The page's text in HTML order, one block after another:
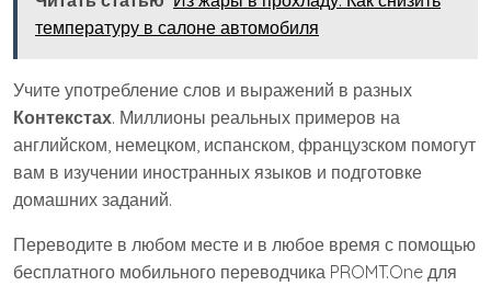
температуру в салоне автомобиля
Учите употребление слов и выражений в разных
Контекстах. Миллионы реальных примеров на
английском, немецком, испанском, французском помогут
вам в изучении иностранных языков и подготовке
домашних заданий.
Переводите в любом месте и в любое время с помощью
бесплатного мобильного переводчика PROMT.One для